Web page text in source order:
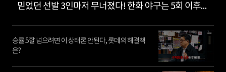
믿었던 선발 3인마저 무너졌다! 한화 야구는 5회 이후부터?!
승률 5할 넘으려면 이 상태론 안된다, 롯데의 해결책
은?